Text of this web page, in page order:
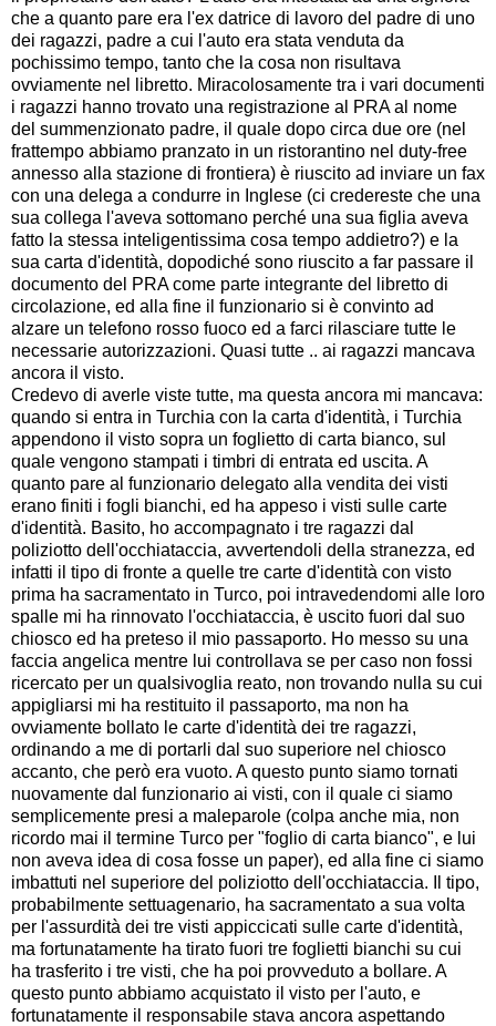
che a quanto pare era l'ex datrice di lavoro del padre di uno
dei ragazzi, padre a cui l'auto era stata venduta da
pochissimo tempo, tanto che la cosa non risultava
ovviamente nel libretto. Miracolosamente tra i vari documenti
i ragazzi hanno trovato una registrazione al PRA al nome
del summenzionato padre, il quale dopo circa due ore (nel
frattempo abbiamo pranzato in un ristorantino nel duty-free
annesso alla stazione di frontiera) è riuscito ad inviare un fax
con una delega a condurre in Inglese (ci credereste che una
sua collega l'aveva sottomano perché una sua figlia aveva
fatto la stessa inteligentissima cosa tempo addietro?) e la
sua carta d'identità, dopodiché sono riuscito a far passare il
documento del PRA come parte integrante del libretto di
circolazione, ed alla fine il funzionario si è convinto ad
alzare un telefono rosso fuoco ed a farci rilasciare tutte le
necessarie autorizzazioni. Quasi tutte .. ai ragazzi mancava
ancora il visto.
Credevo di averle viste tutte, ma questa ancora mi mancava:
quando si entra in Turchia con la carta d'identità, i Turchia
appendono il visto sopra un foglietto di carta bianco, sul
quale vengono stampati i timbri di entrata ed uscita. A
quanto pare al funzionario delegato alla vendita dei visti
erano finiti i fogli bianchi, ed ha appeso i visti sulle carte
d'identità. Basito, ho accompagnato i tre ragazzi dal
poliziotto dell'occhiataccia, avvertendoli della stranezza, ed
infatti il tipo di fronte a quelle tre carte d'identità con visto
prima ha sacramentato in Turco, poi intravedendomi alle loro
spalle mi ha rinnovato l'occhiataccia, è uscito fuori dal suo
chiosco ed ha preteso il mio passaporto. Ho messo su una
faccia angelica mentre lui controllava se per caso non fossi
ricercato per un qualsivoglia reato, non trovando nulla su cui
appigliarsi mi ha restituito il passaporto, ma non ha
ovviamente bollato le carte d'identità dei tre ragazzi,
ordinando a me di portarli dal suo superiore nel chiosco
accanto, che però era vuoto. A questo punto siamo tornati
nuovamente dal funzionario ai visti, con il quale ci siamo
semplicemente presi a maleparole (colpa anche mia, non
ricordo mai il termine Turco per "foglio di carta bianco", e lui
non aveva idea di cosa fosse un paper), ed alla fine ci siamo
imbattuti nel superiore del poliziotto dell'occhiataccia. Il tipo,
probabilmente settuagenario, ha sacramentato a sua volta
per l'assurdità dei tre visti appiccicati sulle carte d'identità,
ma fortunatamente ha tirato fuori tre foglietti bianchi su cui
ha trasferito i tre visti, che ha poi provveduto a bollare. A
questo punto abbiamo acquistato il visto per l'auto, e
fortunatamente il responsabile stava ancora aspettando